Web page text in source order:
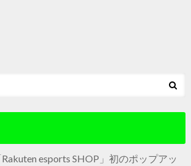
Rakuten esports SHOP」初のポップアッ